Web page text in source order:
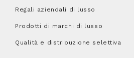
Regali aziendali di lusso
Prodotti di marchi di lusso
Qualità e distribuzione selettiva